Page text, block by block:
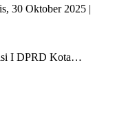
30 Oktober 2025 |
I DPRD Kota…